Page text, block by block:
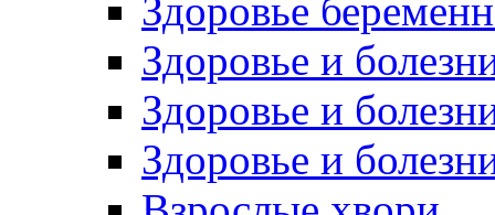
Здоровье
Здоровье и
Здоровье и
Здоровье и